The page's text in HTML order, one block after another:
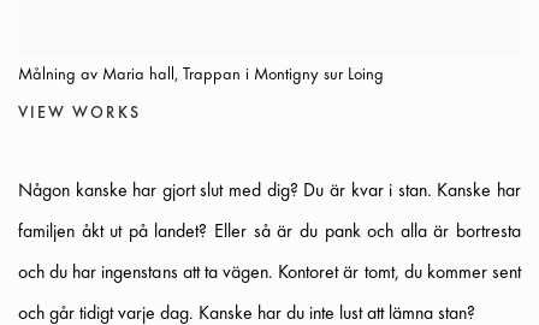
Målning av Maria hall, Trappan i Montigny sur Loing
VIEW WORKS
Någon kanske har gjort slut med dig? Du är kvar i stan. Kanske har
familjen åkt ut på landet? Eller så är du pank och alla är bortresta
och du har ingenstans att ta vägen. Kontoret är tomt, du kommer sent
och går tidigt varje dag. Kanske har du inte lust att lämna stan?